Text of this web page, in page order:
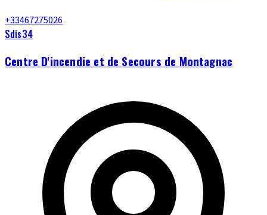
+33467275026
Sdis34
Centre D'incendie et de Secours de Montagnac